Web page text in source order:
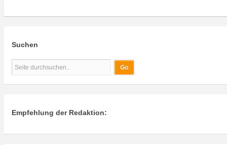
Suchen
Empfehlung der Redaktion: